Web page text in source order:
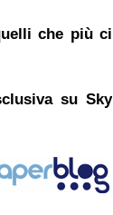
che più ci
su Sky